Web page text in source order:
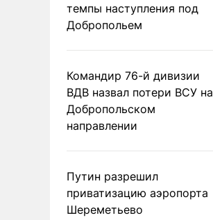
темпы наступления под
Добропольем
Командир 76-й дивизии
ВДВ назвал потери ВСУ на
Добропольском
направлении
Путин разрешил
приватизацию аэропорта
Шереметьево